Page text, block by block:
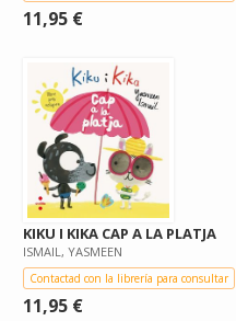
11,95 €
KIKU I KIKA CAP A LA PLATJA
ISMAIL, YASMEEN
Contactad con la librería para consultar
11,95 €